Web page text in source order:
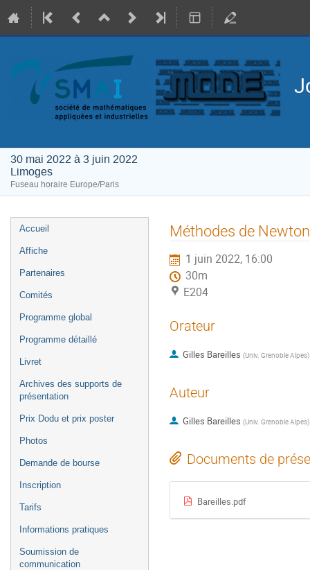
30 mai 2022 à 3 juin 2022
Limoges
Fuseau horaire Europe/Paris
Menu
de
Accueil
Affiche
Partenaires
Comités
Programme global
Programme détaillé
Livret
Archives des supports de
présentation
Prix Dodu et prix poster
Photos
Demande de bourse
Inscription
Tarifs
Informations pratiques
Soumission de
communication
Méthodes de
1 juin 2022, 16:00
30m
E204
Orateur
Gilles Bareilles (Univ. Grenoble Alpes)
Auteur
Gilles Bareilles (Univ. Grenoble Alpes)
Documents de
Bareilles.pdf